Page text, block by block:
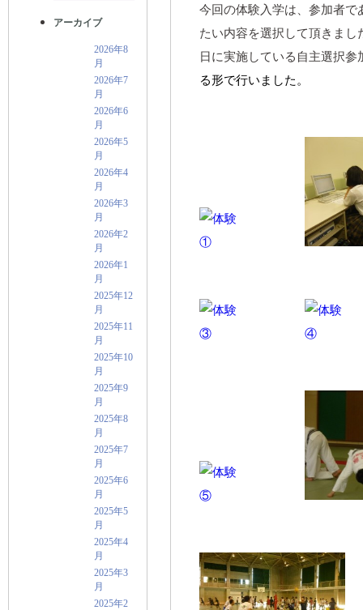
アーカイブ
2026年8
月
2026年7
月
2026年6
月
2026年5
月
2026年4
月
2026年3
月
2026年2
月
2026年1
月
2025年12
月
2025年11
月
2025年10
月
2025年9
月
2025年8
月
2025年7
月
2025年6
月
2025年5
月
2025年4
月
2025年3
月
2025年2
今回の体験入学は、参加者
たい内容を選択して頂きまし
日に実施している自主選択参
る形で行いました。